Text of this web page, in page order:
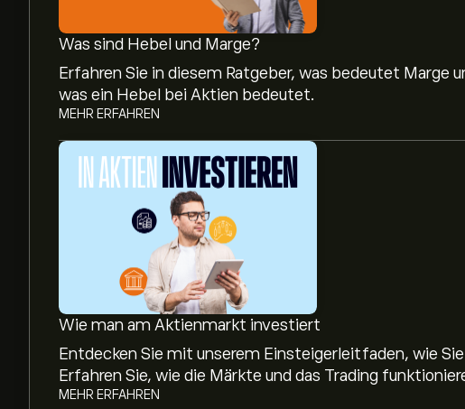
Was sind Hebel und Marge?
Erfahren Sie in diesem Ratgeber, was bedeutet Marge
was ein Hebel bei Aktien bedeutet.
MEHR ERFAHREN
Wie man am Aktienmarkt investiert
Entdecken Sie mit unserem Einsteigerleitfaden, wie
Erfahren Sie, wie die Märkte und das Trading
MEHR ERFAHREN